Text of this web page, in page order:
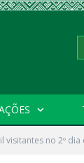
visitantes no 2º dia